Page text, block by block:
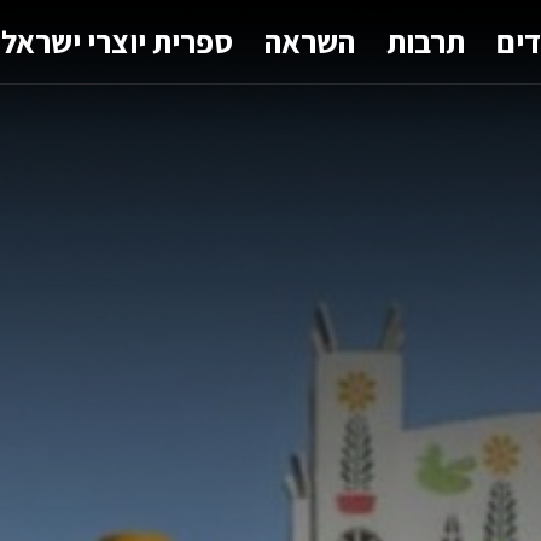
תרבות השראה ספרית יוצרי ישראל